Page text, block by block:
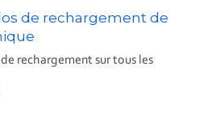
de rechargement de
rechargement sur tous les